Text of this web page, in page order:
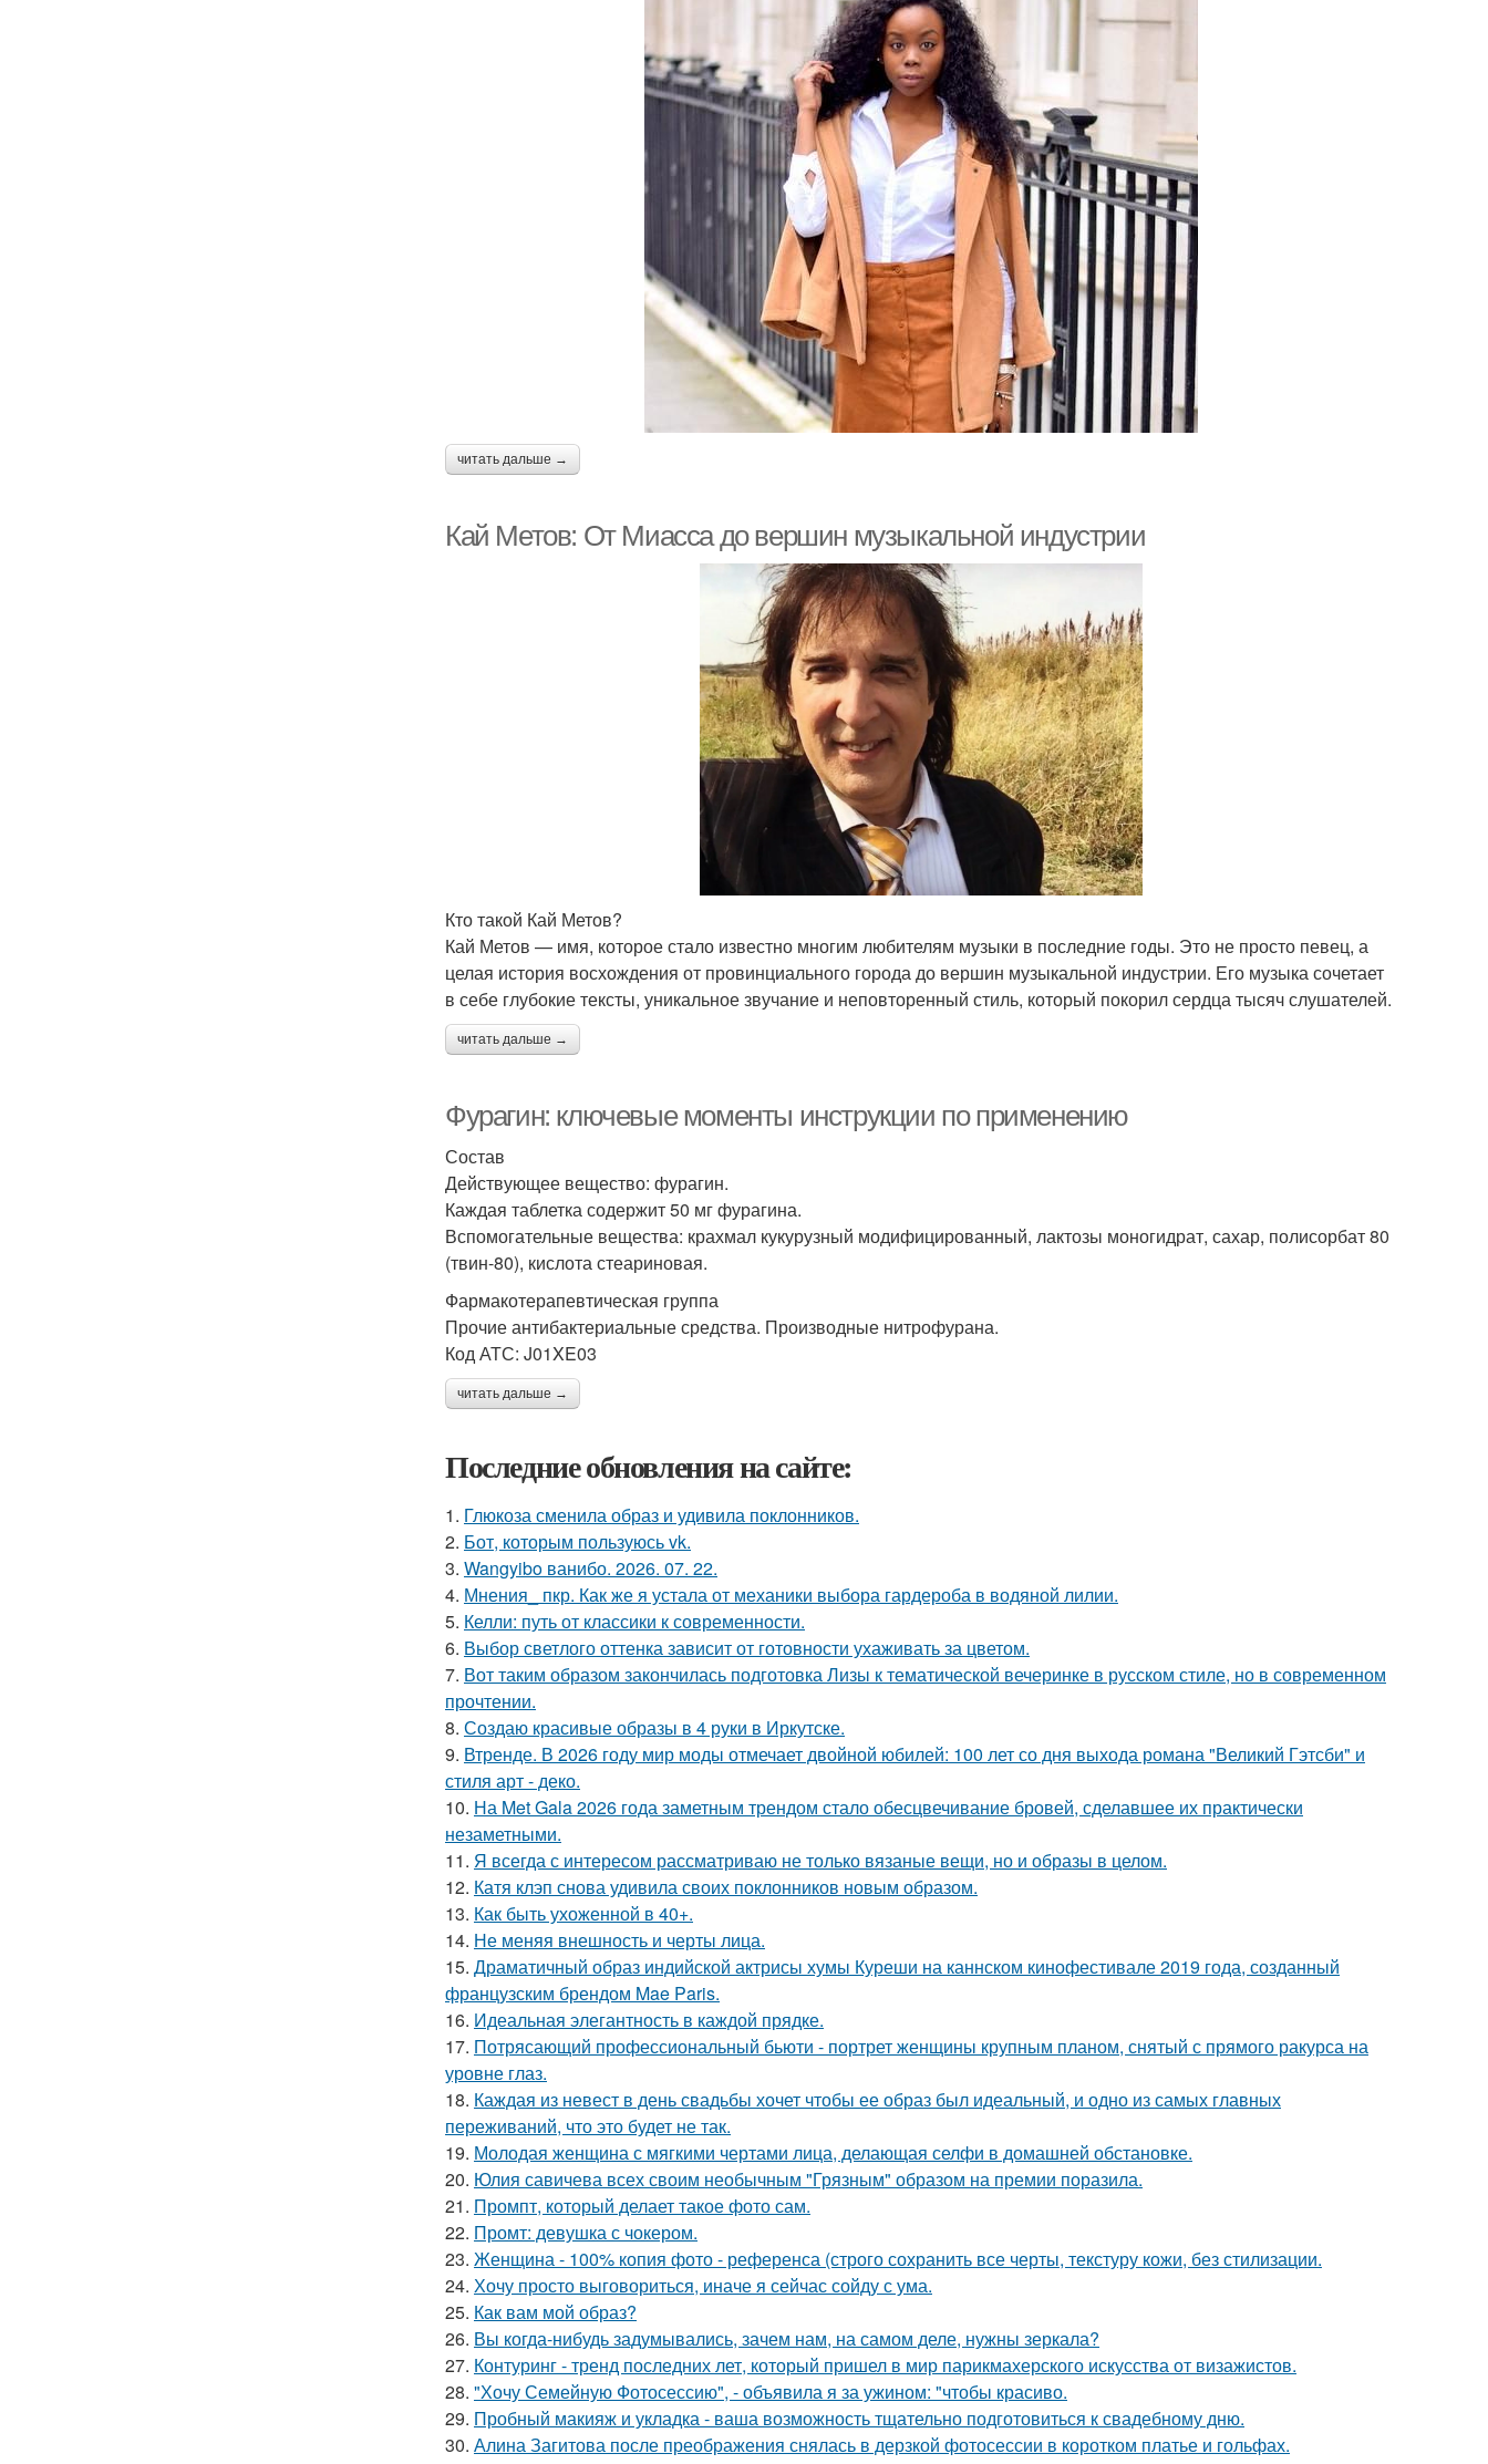
читать дальше →
Кай Метов: От Миасса до вершин музыкальной индустрии
Кто такой Кай Метов?
Кай Метов — имя, которое стало известно многим любителям музыки в последние годы. Это не просто певец, а
целая история восхождения от провинциального города до вершин музыкальной индустрии. Его музыка сочетает
в себе глубокие тексты, уникальное звучание и неповторенный стиль, который покорил сердца тысяч слушателей.
читать дальше →
Фурагин: ключевые моменты инструкции по применению
Состав
Действующее вещество: фурагин.
Каждая таблетка содержит 50 мг фурагина.
Вспомогательные вещества: крахмал кукурузный модифицированный, лактозы моногидрат, сахар, полисорбат 80
(твин-80), кислота стеариновая.
Фармакотерапевтическая группа
Прочие антибактериальные средства. Производные нитрофурана.
Код АТС: J01XE03
читать дальше →
Последние обновления на сайте:
1. Глюкоза сменила образ и удивила поклонников.
2. Бот, которым пользуюсь vk.
3. Wangyibo ванибо. 2026. 07. 22.
4. Мнения_ пкр. Как же я устала от механики выбора гардероба в водяной лилии.
5. Келли: путь от классики к современности.
6. Выбор светлого оттенка зависит от готовности ухаживать за цветом.
7. Вот таким образом закончилась подготовка Лизы к тематической вечеринке в русском стиле, но в современном
прочтении.
8. Создаю красивые образы в 4 руки в Иркутске.
9. Втренде. В 2026 году мир моды отмечает двойной юбилей: 100 лет со дня выхода романа "Великий Гэтсби" и
стиля арт - деко.
10. На Met Gala 2026 года заметным трендом стало обесцвечивание бровей, сделавшее их практически
незаметными.
11. Я всегда с интересом рассматриваю не только вязаные вещи, но и образы в целом.
12. Катя клэп снова удивила своих поклонников новым образом.
13. Как быть ухоженной в 40+.
14. Не меняя внешность и черты лица.
15. Драматичный образ индийской актрисы хумы Куреши на каннском кинофестивале 2019 года, созданный
французским брендом Mae Paris.
16. Идеальная элегантность в каждой прядке.
17. Потрясающий профессиональный бьюти - портрет женщины крупным планом, снятый с прямого ракурса на
уровне глаз.
18. Каждая из невест в день свадьбы хочет чтобы ее образ был идеальный, и одно из самых главных
переживаний, что это будет не так.
19. Молодая женщина с мягкими чертами лица, делающая селфи в домашней обстановке.
20. Юлия савичева всех своим необычным "Грязным" образом на премии поразила.
21. Промпт, который делает такое фото сам.
22. Промт: девушка с чокером.
23. Женщина - 100% копия фото - референса (строго сохранить все черты, текстуру кожи, без стилизации.
24. Хочу просто выговориться, иначе я сейчас сойду с ума.
25. Как вам мой образ?
26. Вы когда-нибудь задумывались, зачем нам, на самом деле, нужны зеркала?
27. Контуринг - тренд последних лет, который пришел в мир парикмахерского искусства от визажистов.
28. "Хочу Семейную Фотосессию", - объявила я за ужином: "чтобы красиво.
29. Пробный макияж и укладка - ваша возможность тщательно подготовиться к свадебному дню.
30. Алина Загитова после преображения снялась в дерзкой фотосессии в коротком платье и гольфах.